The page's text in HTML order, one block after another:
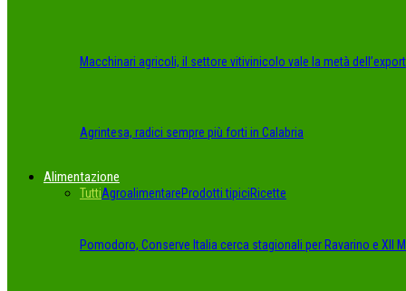
Macchinari agricoli, il settore vitivinicolo vale la metà dell’export
Agrintesa, radici sempre più forti in Calabria
Alimentazione
TuttiAgroalimentareProdotti tipiciRicette
Pomodoro, Conserve Italia cerca stagionali per Ravarino e XII